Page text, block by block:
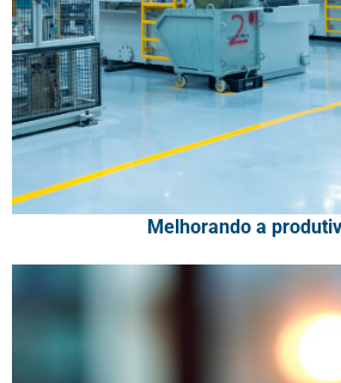
Melhorando a